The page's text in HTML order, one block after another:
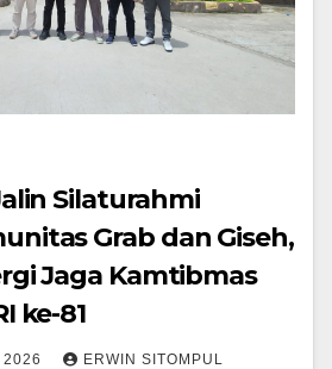
Silaturahmi
Grab dan Giseh,
Jaga Kamtibmas
ke-81
2026 ERWIN SITOMPUL